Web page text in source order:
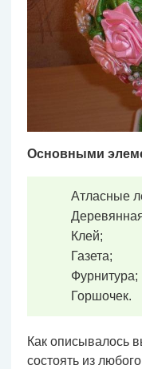
Основными
Атласные
Клей;
Газета;
Фурнитура;
Горшочек.
Как описывалось
состоять из